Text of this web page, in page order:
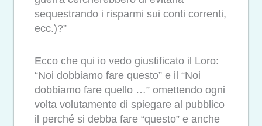
sequestrando i risparmi sui conti correnti,
ecc.)?”
Ecco che qui io vedo giustificato il Loro:
“Noi dobbiamo fare questo” e il “Noi
dobbiamo fare quello …” omettendo ogni
volta volutamente di spiegare al pubblico
il perché si debba fare “questo” e anche